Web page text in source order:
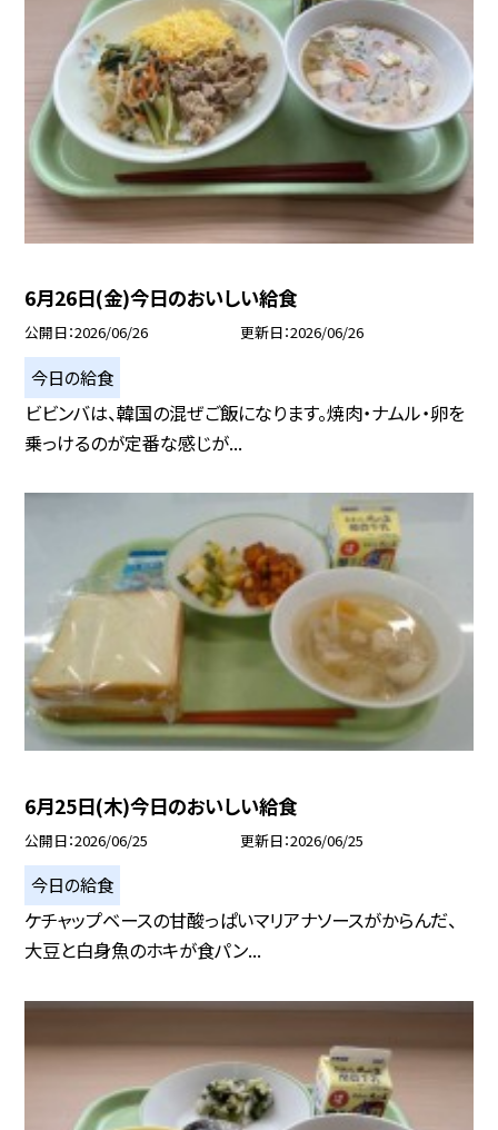
6月26日(金)今日のおいしい給食
公開日 2026/06/26 更新日 2026/06/26
今日の給食
ビビンバは、韓国の混ぜご飯になります。焼肉・ナムル・卵を
乗っけるのが定番な感じが...
6月25日(木)今日のおいしい給食
公開日 2026/06/25 更新日 2026/06/25
今日の給食
ケチャップベースの甘酸っぱいマリアナソースがからんだ、
大豆と白身魚のホキが食パン...